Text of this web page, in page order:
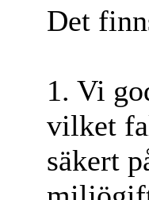
Det
1. Vi
vilket
säkert